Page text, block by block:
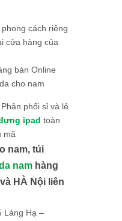
cách riêng
cửa hàng của
bán Online
cho nam
phối sỉ và lẻ
ipad toàn
mã
nam, túi
nam hàng
HÀ Nội liên
Láng Hạ –